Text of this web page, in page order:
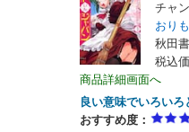
チャ
おり
秋田
税込
商品詳細画面へ
良い意味でいろいろ
おすすめ度：